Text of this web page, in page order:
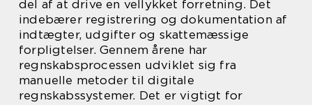
del af at drive en vellykket forretning. Det
indebærer registrering og dokumentation af
indtægter, udgifter og skattemæssige
forpligtelser. Gennem årene har
regnskabsprocessen udviklet sig fra
manuelle metoder til digitale
regnskabssystemer. Det er vigtigt for